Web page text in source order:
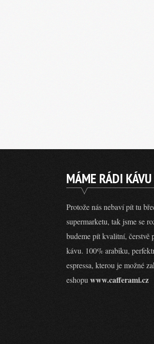
MÁME RÁDI KÁVU
Protože nás nebaví pít tu
supermarketu, tak jsme se
budeme pít kvalitní, čerstvě
kávu. 100% arabiku,
espressa, kterou je možné
eshopuwww.cafferami.cz